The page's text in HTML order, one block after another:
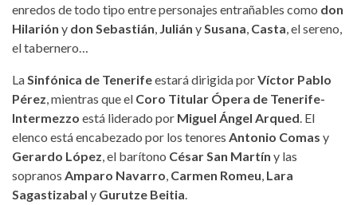
enredos de todo tipo entre personajes entrañables como don
Hilarión y don Sebastián, Julián ySusana, Casta, el sereno,
el tabernero…
LaSinfónica de Tenerifeestará dirigida porVíctor Pablo
Pérez, mientras que el Coro Titular Ópera de Tenerife-
Intermezzo está liderado por Miguel Ángel Arqued. El
elenco está encabezado por los tenores Antonio Comas y
Gerardo López, el barítono César San Martín y las
sopranos Amparo Navarro, Carmen Romeu, Lara
Sagastizabal y Gurutze Beitia.